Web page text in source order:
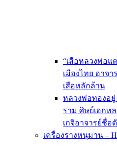
“เสือหลวงพ่อแ
เมืองไทย อาจ
เสือหลักล้าน
หลวงพ่อทองอยู่
ราม ศิษย์เอกห
เกจิอาจารย์ชื่อ
เครื่องรางหนุมาน –